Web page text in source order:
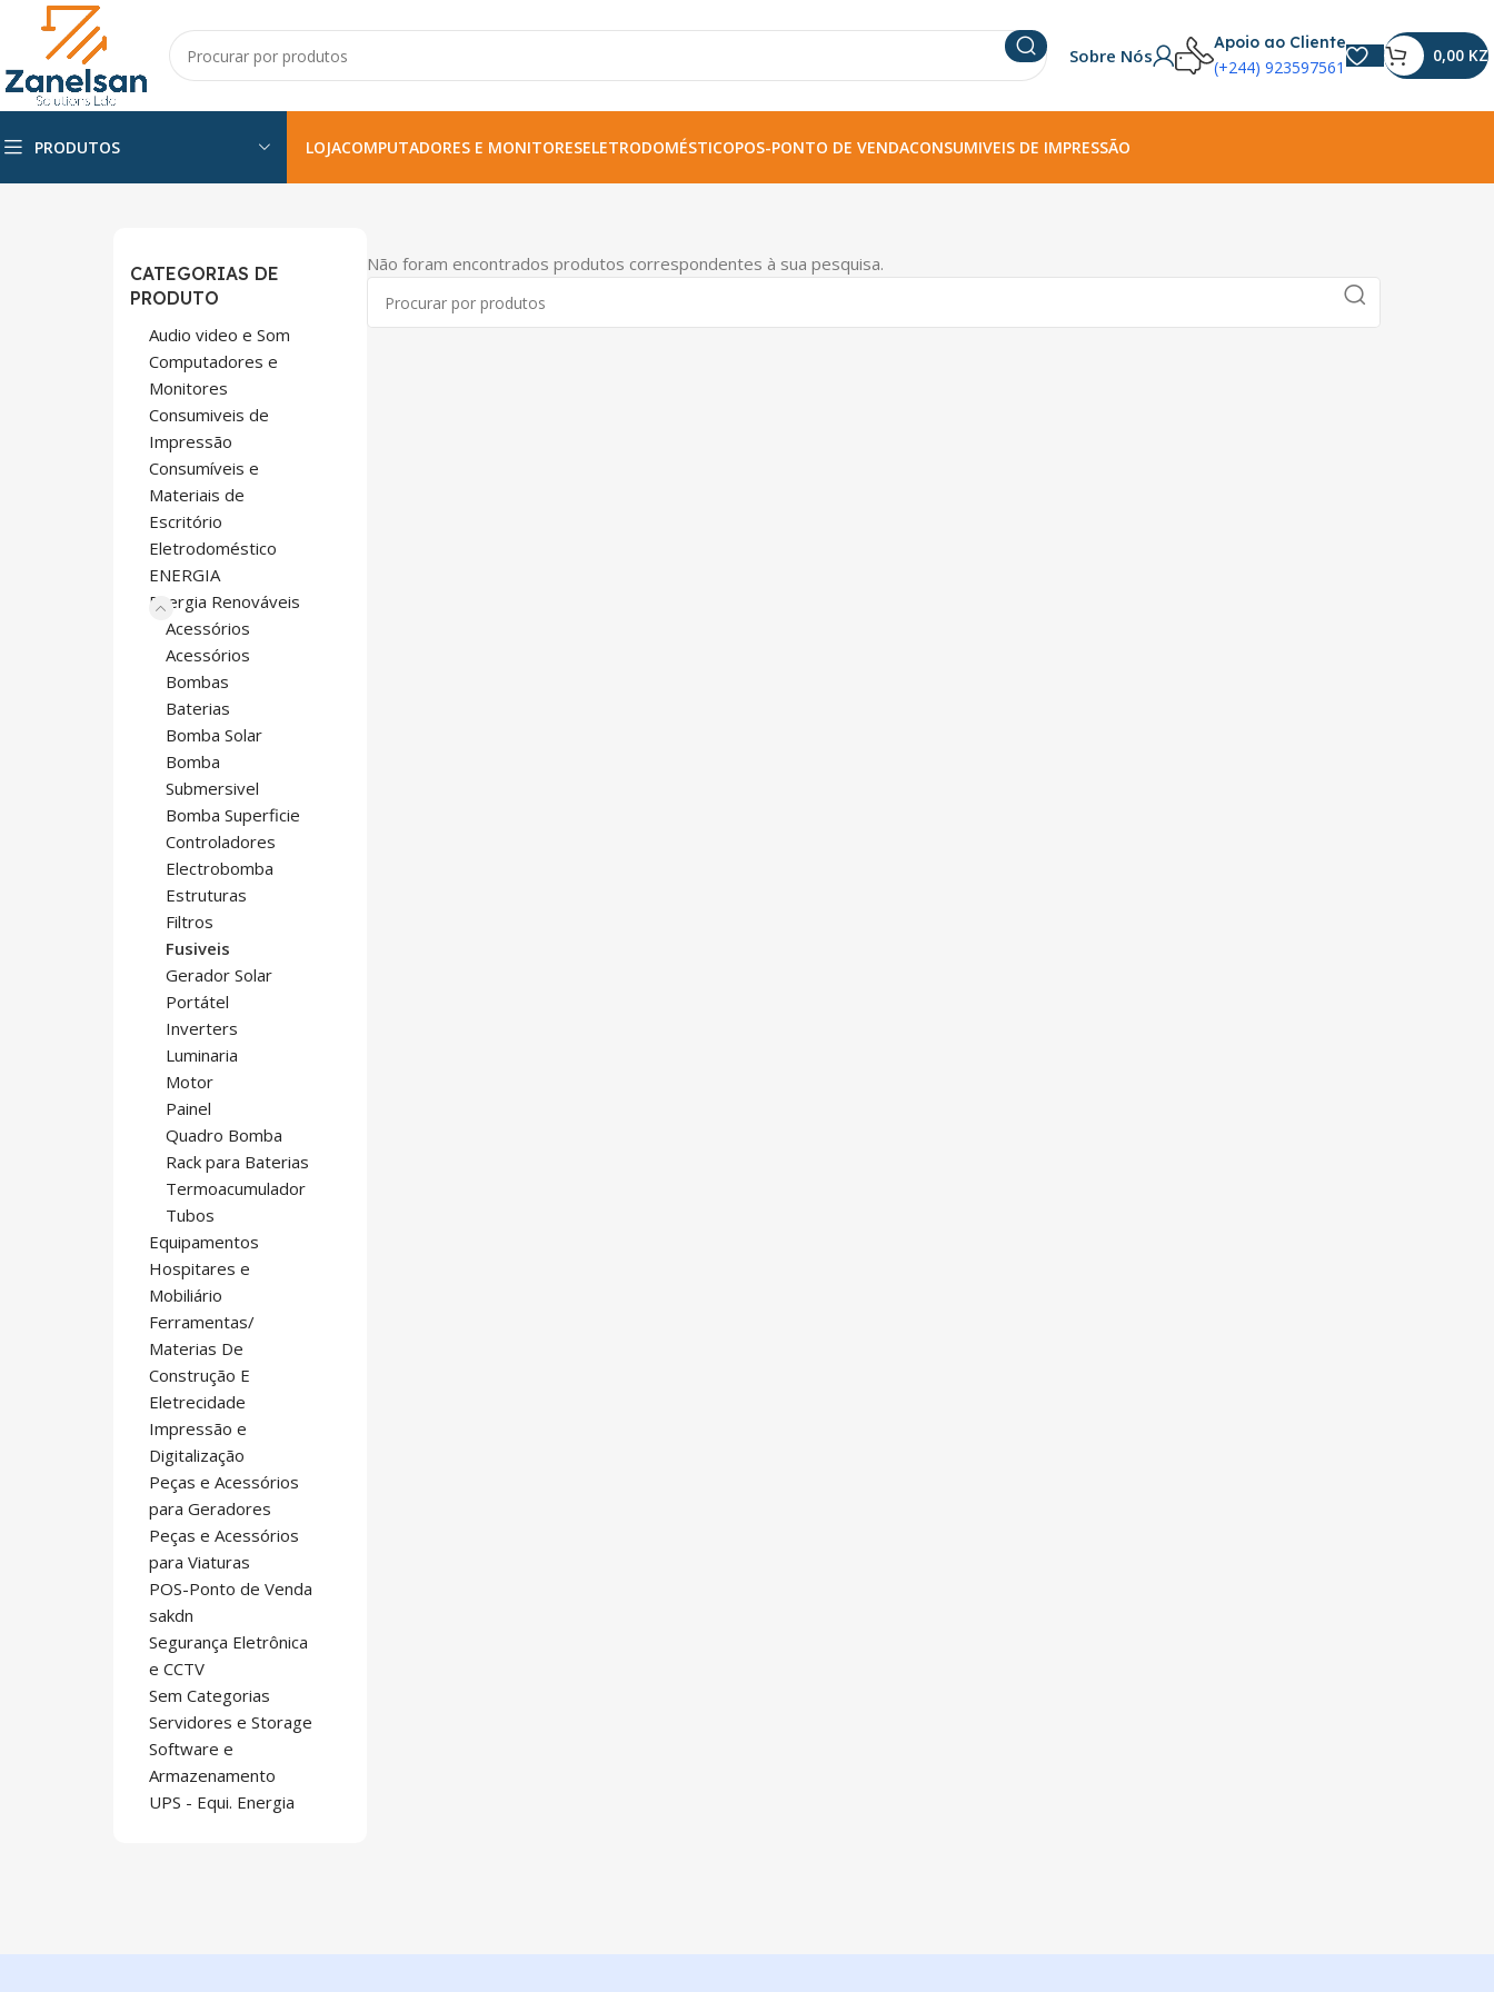
Sobre Nós
Apoio ao Cliente
(+244) 923597561
0,00 KZ
PRODUTOS LOJACOMPUTADORES E MONITORESELETRODOMÉSTICOPOS-PONTO DE VENDACONSUMIVEIS DE IMPRESSÃO
CATEGORIAS DE
PRODUTO
Audio video e Som
Computadores e
Monitores
Consumiveis de
Impressão
Consumíveis e
Materiais de
Escritório
Eletrodoméstico
ENERGIA
Energia Renováveis
Acessórios
Acessórios
Bombas
Baterias
Bomba Solar
Bomba
Submersivel
Bomba Superficie
Controladores
Electrobomba
Estruturas
Filtros
Fusiveis
Gerador Solar
Portátel
Inverters
Luminaria
Motor
Painel
Quadro Bomba
Rack para Baterias
Termoacumulador
Tubos
Equipamentos
Hospitares e
Mobiliário
Ferramentas/
Materias De
Construção E
Eletrecidade
Impressão e
Digitalização
Peças e Acessórios
para Geradores
Peças e Acessórios
para Viaturas
POS-Ponto de Venda
sakdn
Segurança Eletrônica
e CCTV
Sem Categorias
Servidores e Storage
Software e
Armazenamento
UPS - Equi. Energia
Não foram encontrados produtos correspondentes à sua pesquisa.